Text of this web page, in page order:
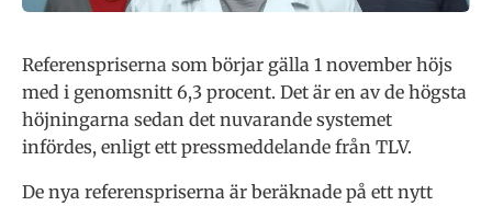
Referenspriserna som börjar gälla 1 november höjs
med i genomsnitt 6,3 procent. Det är en av de högsta
höjningarna sedan det nuvarande systemet
infördes, enligt ett pressmeddelande från TLV.
De nya referenspriserna är beräknade på ett nytt